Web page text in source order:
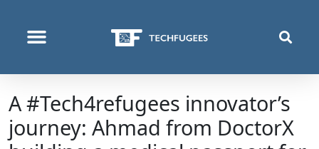
A #Tech4refugees innovator’s
journey: Ahmad from DoctorX